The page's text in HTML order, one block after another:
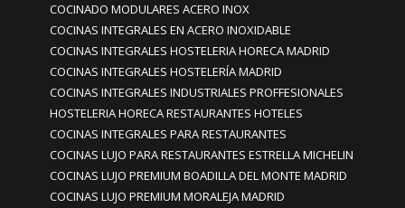
COCINADO MODULARES ACERO INOX
COCINAS INTEGRALES EN ACERO INOXIDABLE
COCINAS INTEGRALES HOSTELERIA HORECA MADRID
COCINAS INTEGRALES HOSTELERÍA MADRID
COCINAS INTEGRALES INDUSTRIALES PROFFESIONALES
HOSTELERIA HORECA RESTAURANTES HOTELES
COCINAS INTEGRALES PARA RESTAURANTES
COCINAS LUJO PARA RESTAURANTES ESTRELLA MICHELIN
COCINAS LUJO PREMIUM BOADILLA DEL MONTE MADRID
COCINAS LUJO PREMIUM MORALEJA MADRID